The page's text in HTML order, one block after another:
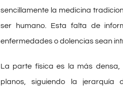
sencillamente la medicina
ser humano. Esta falta de
enfermedades o dolencias sean
La parte física es la más
planos, siguiendo la